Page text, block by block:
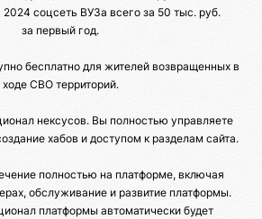
соцсеть ВУЗа всего за 50 тыс. руб.
за первый год.
бесплатно для жителей возвращенных в
ходе СВО территорий.
нексусов. Вы полностью управляете
хабов и доступом к разделам сайта.
полностью на платформе, включая
обслуживание и развитие платформы.
платформы автоматически будет